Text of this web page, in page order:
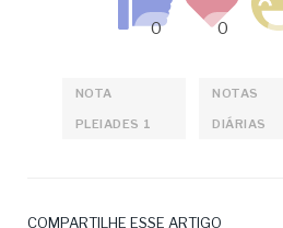
NOTA
PLEIADES 1
NOTAS
DIÁRIAS
COMPARTILHE ESSE ARTIGO